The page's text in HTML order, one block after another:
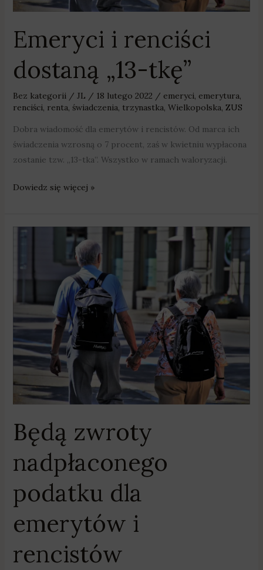
Emeryci i renciści
dostaną „13-tkę”
Bez kategorii / JL / 18 lutego 2022 / emeryci emerytura
renciści renta świadczenia trzynastka Wielkopolska ZUS
Dobra wiadomość dla emerytów i rencistów. Od marca ich
świadczenia wzrosną o 7 procent, zaś w kwietniu wypłacona
zostanie tzw. „13-tka”. Wszystko w ramach waloryzacji.
Dowiedz się więcej »
Będą zwroty
nadpłaconego
podatku dla
emerytów i
rencistów
Będą
nadpłaconego
podatku
i
rencistów